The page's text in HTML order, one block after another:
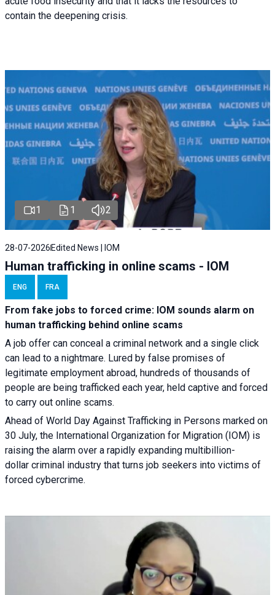
contain the deepening crisis.
1 1 2
28-07-2026Edited News | IOM
Human trafficking in online scams - IOM
ENG FRA
From fake jobs to forced crime: IOM sounds alarm on
human trafficking behind online scams
A job offer can conceal a criminal network and a single click
can lead to a nightmare. Lured by false promises of
legitimate employment abroad, hundreds of thousands of
people are being trafficked each year, held captive and forced
to carry out online scams.
Ahead of World Day Against Trafficking in Persons marked on
30 July, the International Organization for Migration (IOM) is
raising the alarm over a rapidly expanding multibillion-
dollar criminal industry that turns job seekers into victims of
forced cybercrime.